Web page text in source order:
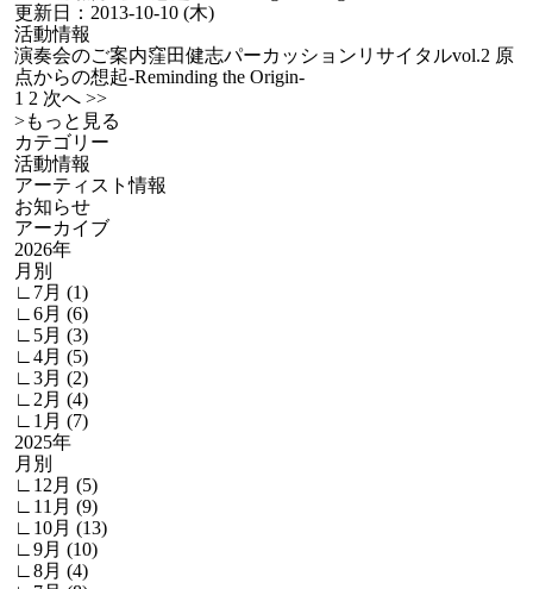
更新日： 2013-10-10 (木)
活動情報
演奏会のご案内窪田健志パーカッションリサイタルvol.2 原
点からの想起-Reminding the Origin-
1 2 次へ >>
>もっと見る
カテゴリー
活動情報
アーティスト情報
お知らせ
アーカイブ
2026年
月別
∟7月 (1)
∟6月 (6)
∟5月 (3)
∟4月 (5)
∟3月 (2)
∟2月 (4)
∟1月 (7)
2025年
月別
∟12月 (5)
∟11月 (9)
∟10月 (13)
∟9月 (10)
∟8月 (4)